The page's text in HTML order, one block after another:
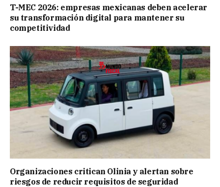
T-MEC 2026: empresas mexicanas deben acelerar
su transformación digital para mantener su
competitividad
Organizaciones critican Olinia y alertan sobre
riesgos de reducir requisitos de seguridad